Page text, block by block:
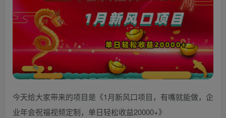
今天给大家带来的项目是《1月新风口项目，有嘴就能做，企
业年会祝福视频定制，单日轻松收益20000+》